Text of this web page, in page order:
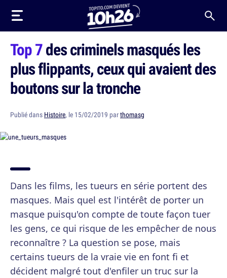
Top 7des criminels masqués les
plus flippants, ceux qui avaient des
boutons sur la tronche
Publié dans Histoire, le 15/02/2019 parthomasg
Dans les films, les tueurs en série portent des
masques. Mais quel est l'intérêt de porter un
masque puisqu'on compte de toute façon tuer
les gens, ce qui risque de les empêcher de nous
reconnaître ? La question se pose, mais
certains tueurs de la vraie vie en font fi et
décident malgré tout d'enfiler un truc sur la